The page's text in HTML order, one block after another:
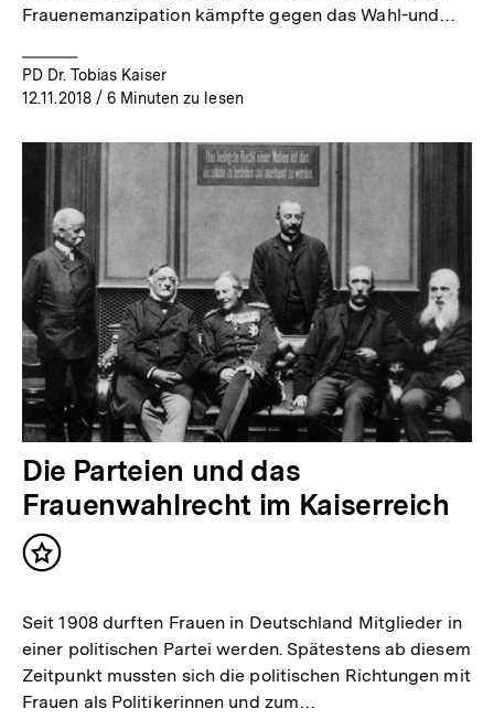
Frauenemanzipation kämpfte gegen das Wahl-und…
PD Dr. Tobias Kaiser
12.11.2018/ 6 Minuten zu lesen
Die Parteien und das
Frauenwahlrecht im Kaiserreich
Inhalt
Seit 1908 durften Frauen in Deutschland Mitglieder in
einer politischen Partei werden. Spätestens ab diesem
Zeitpunkt mussten sich die politischen Richtungen mit
Frauen als Politikerinnen und zum…